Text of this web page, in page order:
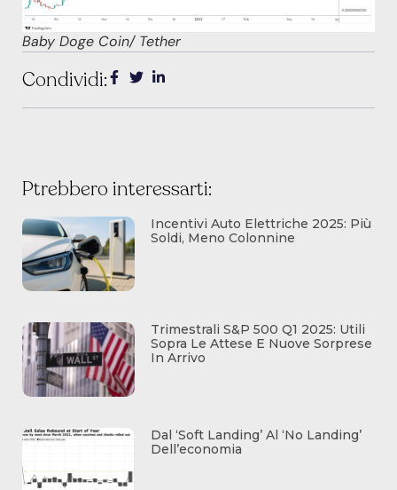
Baby Doge Coin/ Tether
Condividi:
Ptrebbero interessarti:
Incentivi Auto Elettriche 2025: Più
Soldi, Meno Colonnine
Trimestrali S&P 500 Q1 2025: Utili
Sopra Le Attese E Nuove Sorprese
In Arrivo
Dal ‘soft Landing’ Al ‘no Landing’
Dell’economia